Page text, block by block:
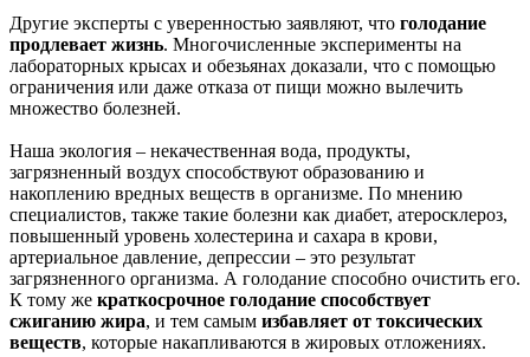
Другие эксперты с уверенностью заявляют, что голодание
продлевает жизнь. Многочисленные эксперименты на
лабораторных крысах и обезьянах доказали, что с помощью
ограничения или даже отказа от пищи можно вылечить
множество болезней.
Наша экология – некачественная вода, продукты,
загрязненный воздух способствуют образованию и
накоплению вредных веществ в организме. По мнению
специалистов, также такие болезни как диабет, атеросклероз,
повышенный уровень холестерина и сахара в крови,
артериальное давление, депрессии – это результат
загрязненного организма. А голодание способно очистить его.
К тому же краткосрочное голодание способствует
сжиганию жира, и тем самым избавляет от токсических
веществ, которые накапливаются в жировых отложениях.